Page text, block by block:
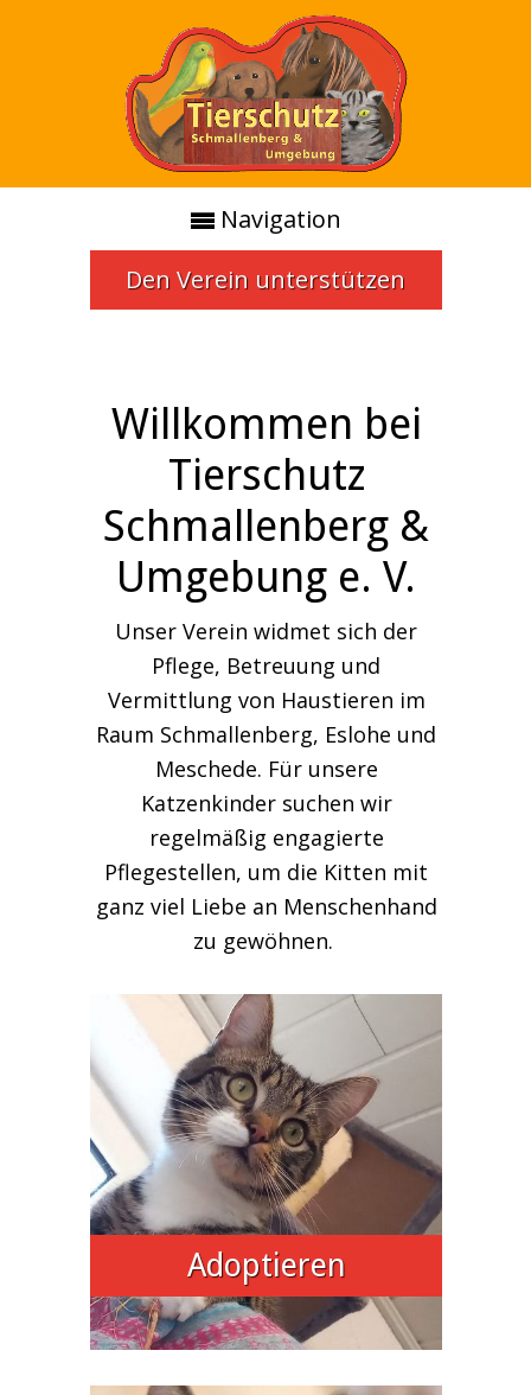
Navigation
Den Verein unterstützen
Willkommen bei
Tierschutz
Schmallenberg &
Umgebung e. V.
Unser Verein widmet sich der
Pflege, Betreuung und
Vermittlung von Haustieren im
Raum Schmallenberg, Eslohe und
Meschede. Für unsere
Katzenkinder suchen wir
regelmäßig engagierte
Pflegestellen, um die Kitten mit
ganz viel Liebe an Menschenhand
zu gewöhnen.
Adoptieren